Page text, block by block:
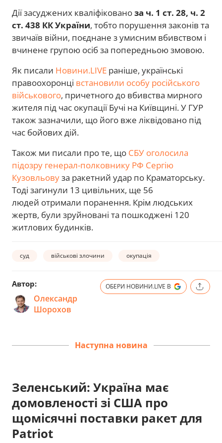
Дії засуджених кваліфікованоза ч. 1 ст. 28, ч. 2
ст. 438 КК України, тобто порушення законів та
звичаїв війни, поєднане з умисним вбивством і
вчинене групою осіб за попередньою змовою.
Як писали Новини.LIVE раніше, українські
правоохоронці встановили особу російського
військового, причетного до вбивства мирного
жителя під час окупації Бучі на Київщині. У ГУР
також зазначили, що його вже ліквідовано під
час бойових дій.
Також ми писали про те, що СБУ оголосила
підозру генерал-полковнику РФ Сергію
Кузовльовуза ракетний удар по Краматорську.
Тоді загинули 13 цивільних, ще 56
людей отримали поранення. Крім людських
жертв, були зруйновані та пошкоджені 120
житлових будинків.
суд військові злочини окупація
Автор:
Олександр
Шорохов
ОБЕРИ НОВИНИ.LIVE В
Наступна новина
Зеленський: Україна має
домовленості зі США про
щомісячні поставки ракет для
Patriot